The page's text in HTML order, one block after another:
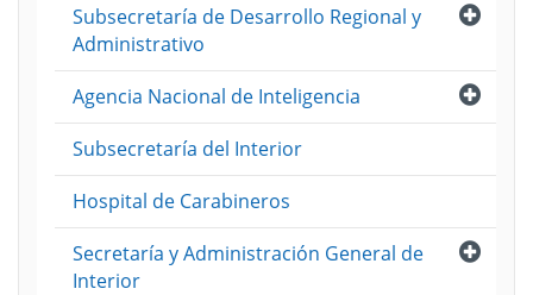
Abrir
Subsecretaría de Desarrollo Regional y
Administrativo
Abrir
Agencia Nacional de Inteligencia
Subsecretaría del Interior
Hospital de Carabineros
Abrir
Secretaría y Administración General de
Interior